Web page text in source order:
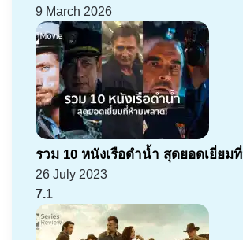
9 March 2026
รวม 10 หนังเรือดำน้ำ สุดยอดเยี่ยม
26 July 2023
7.1